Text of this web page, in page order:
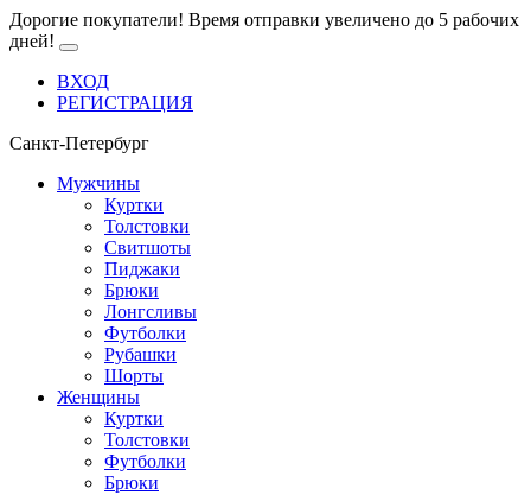
Дорогие покупатели! Время отправки увеличено до 5 рабочих
дней!
ВХОД
РЕГИСТРАЦИЯ
Санкт-Петербург
Мужчины
Куртки
Толстовки
Свитшоты
Пиджаки
Брюки
Лонгсливы
Футболки
Рубашки
Шорты
Женщины
Куртки
Толстовки
Футболки
Брюки